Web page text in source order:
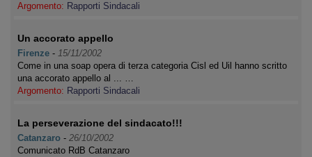
Argomento: Rapporti Sindacali
Un accorato appello
Firenze - 15/11/2002
Come in una soap opera di terza categoria Cisl ed Uil hanno scritto
una accorato appello al ... …
Argomento: Rapporti Sindacali
La perseverazione del sindacato!!!
Catanzaro - 26/10/2002
Comunicato RdB Catanzaro